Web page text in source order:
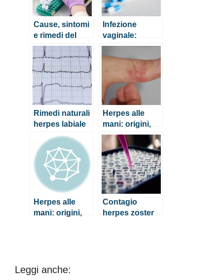
Cause, sintomi
e rimedi del
prolasso
vaginale
Infezione
vaginale:
cause, sintomi
e rimedi
naturali
Rimedi naturali
herpes labiale
Herpes alle
mani: origini,
sintomi e cura
Herpes alle
mani: origini,
Contagio
herpes zoster
Leggi anche: